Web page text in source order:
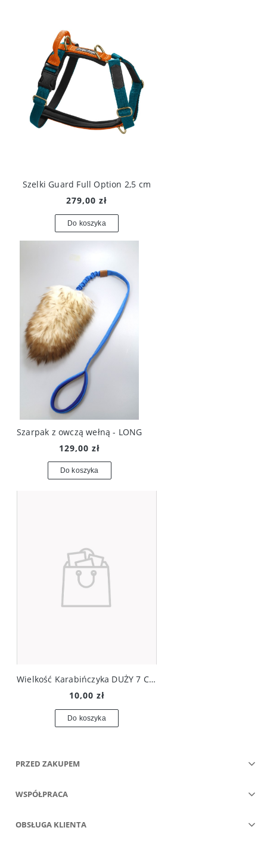
Szelki Guard Full Option 2,5 cm
279,00 zł
Do koszyka
Szarpak z owczą wełną - LONG
129,00 zł
Do koszyka
Wielkość Karabińczyka DUŻY 7 CM
10,00 zł
Do koszyka
PRZED ZAKUPEM
WSPÓŁPRACA
OBSŁUGA KLIENTA